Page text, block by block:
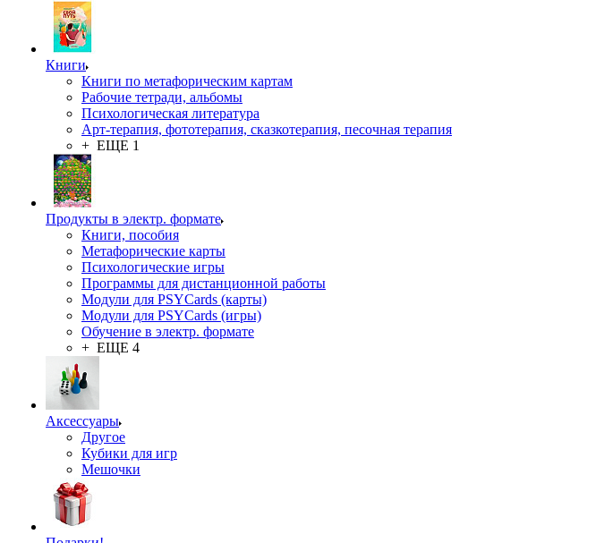
Книги
Книги по метафорическим картам
Рабочие тетради, альбомы
Психологическая литература
Арт-терапия, фототерапия, сказкотерапия, песочная терапия
+ ЕЩЕ 1
Продукты в электр. формате
Книги, пособия
Метафорические карты
Психологические игры
Программы для дистанционной работы
Модули для PSYCards (карты)
Модули для PSYCards (игры)
Обучение в электр. формате
+ ЕЩЕ 4
Аксессуары
Другое
Кубики для игр
Мешочки